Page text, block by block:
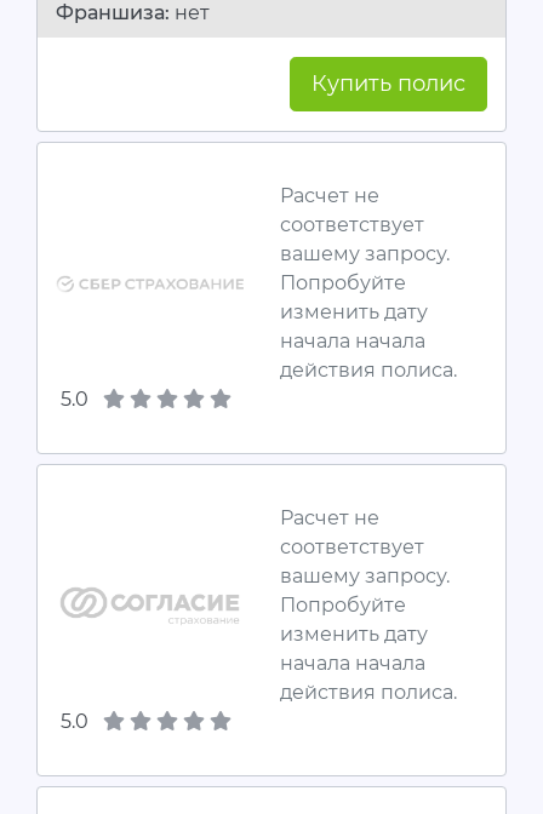
Франшиза: нет
Купить полис
Расчет не
соответствует
вашему запросу.
Попробуйте
изменить дату
начала начала
действия полиса.
5.0
Расчет не
соответствует
вашему запросу.
Попробуйте
изменить дату
начала начала
действия полиса.
5.0